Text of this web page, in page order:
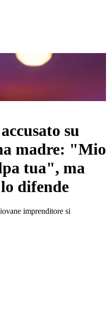
su
madre: "Mio
tua", ma
difende
imprenditore si